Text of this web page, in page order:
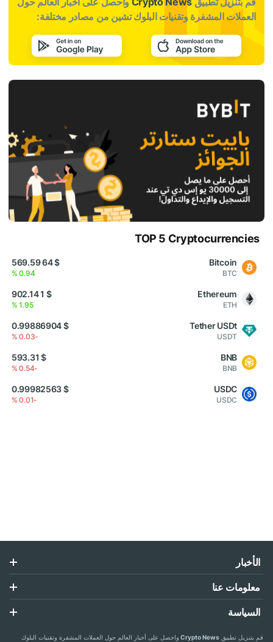
العملات المشفرة وتقنيات البلوك تشين من مصادر مختلفة:
TOP 5 Cryptocurrencies
Bitcoin
BTC
$ 64 569.59
0.94 %
Ethereum
ETH
$ 1 902.14
1.95 %
Tether USDt
USDT
$ 0.99886904
-0.03 %
BNB
BNB
$ 593.31
-0.54 %
USDC
USDC
$ 0.99982563
-0.01 %
الأخبار
معلومات عنا
السياسة
قم بتنزيل تطبيق Crypto News واحصل على أخبار العالم حول العملات المشفرة وتقنيات البلوك